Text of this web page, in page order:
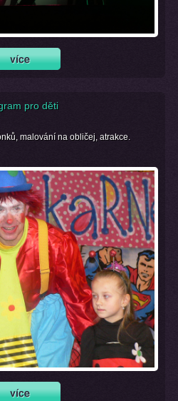
pro děti
malování na obličej, atrakce.